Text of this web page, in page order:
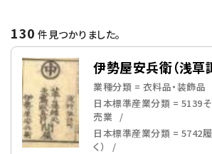
130 件見つかりました。
伊勢屋安兵衛（浅草
業種分類 = 衣料品・装飾品
日本標準産業分類 = 5139
売業
日本標準産業分類 = 5742
く）